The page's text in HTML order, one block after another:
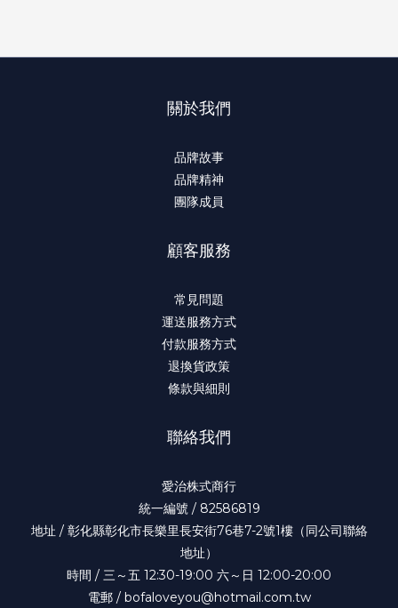
關於我們
品牌故事
品牌精神
團隊成員
顧客服務
常見問題
運送服務方式
付款服務方式
退換貨政策
條款與細則
聯絡我們
愛治株式商行
統一編號 / 82586819
地址 / 彰化縣彰化市長樂里長安街76巷7-2號1樓（同公司聯絡
地址）
時間 / 三～五 12:30-19:00 六～日 12:00-20:00
電郵 / bofaloveyou@hotmail.com.tw